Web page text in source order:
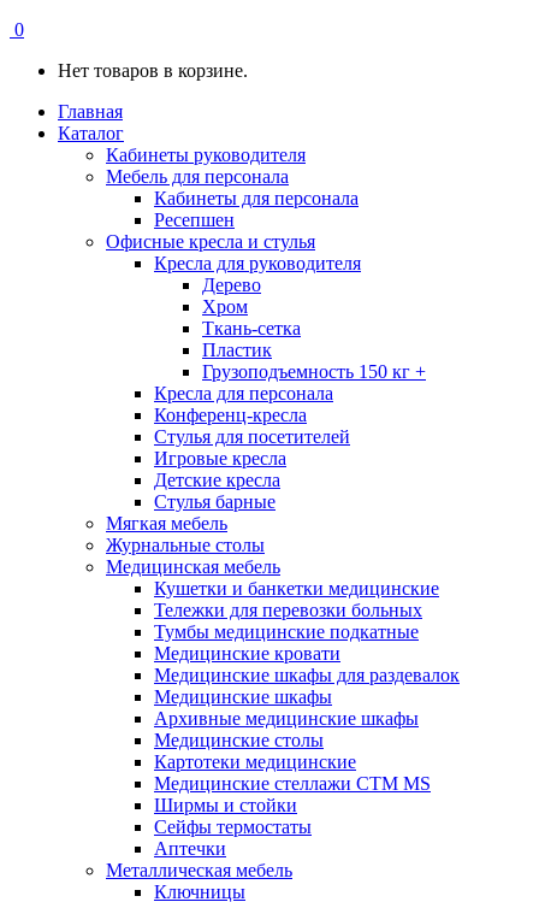
0
Нет товаров в корзине.
Главная
Каталог
Кабинеты руководителя
Мебель для персонала
Кабинеты для персонала
Ресепшен
Офисные кресла и стулья
Кресла для руководителя
Дерево
Хром
Ткань-сетка
Пластик
Грузоподъемность 150 кг +
Кресла для персонала
Конференц-кресла
Стулья для посетителей
Игровые кресла
Детские кресла
Стулья барные
Мягкая мебель
Журнальные столы
Медицинская мебель
Кушетки и банкетки медицинские
Тележки для перевозки больных
Тумбы медицинские подкатные
Медицинские кровати
Медицинские шкафы для раздевалок
Медицинские шкафы
Архивные медицинские шкафы
Медицинские столы
Картотеки медицинские
Медицинские стеллажи CTM MS
Ширмы и стойки
Сейфы термостаты
Аптечки
Металлическая мебель
Ключницы